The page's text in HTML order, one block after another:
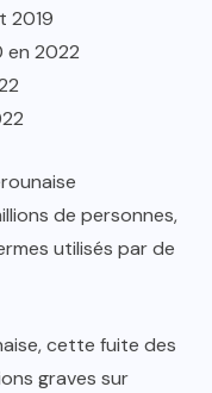
2019
en 2022
de personnes,
utilisés par de
cette fuite des
graves sur